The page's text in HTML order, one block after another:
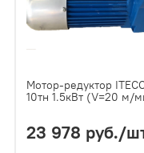
Мотор-редуктор
10тн 1.5кВт (V=20 м/
23 978 руб./